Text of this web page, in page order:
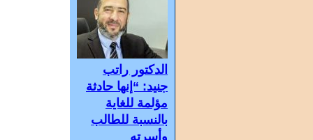
الدكتور راتب
جنيد: “إنها حادثة
مؤلمة للغاية
بالنسبة للطالب
وأسرته